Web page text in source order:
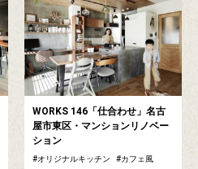
WORKS 146「仕合わせ」名古
屋市東区・マンションリノベー
ション
オリジナルキッチン カフェ風